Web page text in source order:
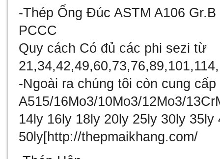
-Thép Ống Đúc ASTM A106
PCCC
Quy cách Có đủ các phi sezi từ
-Ngoài ra chúng tôi còn cung cấp
A515/16Mo3/10Mo3/12Mo3/
14ly 16ly 18ly 20ly 25ly 30ly 35ly
50ly[http://thepmaikhang.com/